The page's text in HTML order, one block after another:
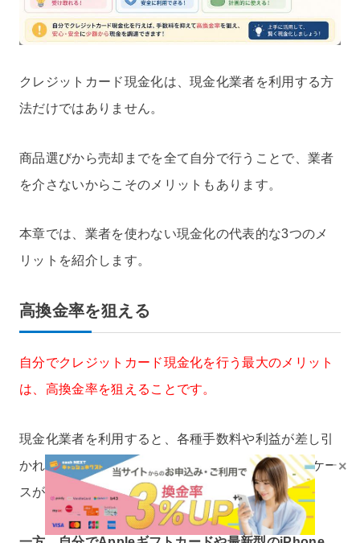
クレジットカード現金化は、現金化業者を利用する方
法だけではありません。
商品選びから売却までを全て自分で行うことで、業者
を介さないからこそのメリットもあります。
本章では、業者を使わない現金化の代表的な3つのメ
リットを紹介します。
高換金率を狙える
自分でクレジットカード現金化を行う最大のメリット
は、高換金率を狙えることです。
現金化業者を利用すると、各種手数料や利益が差し引
かれるため、実際の換金率は70〜80％程度になるケー
スが少なくありません。
×